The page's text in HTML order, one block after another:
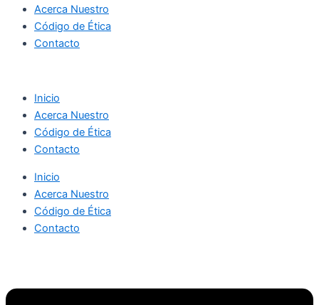
Acerca Nuestro
Código de Ética
Contacto
Inicio
Acerca Nuestro
Código de Ética
Contacto
Inicio
Acerca Nuestro
Código de Ética
Contacto